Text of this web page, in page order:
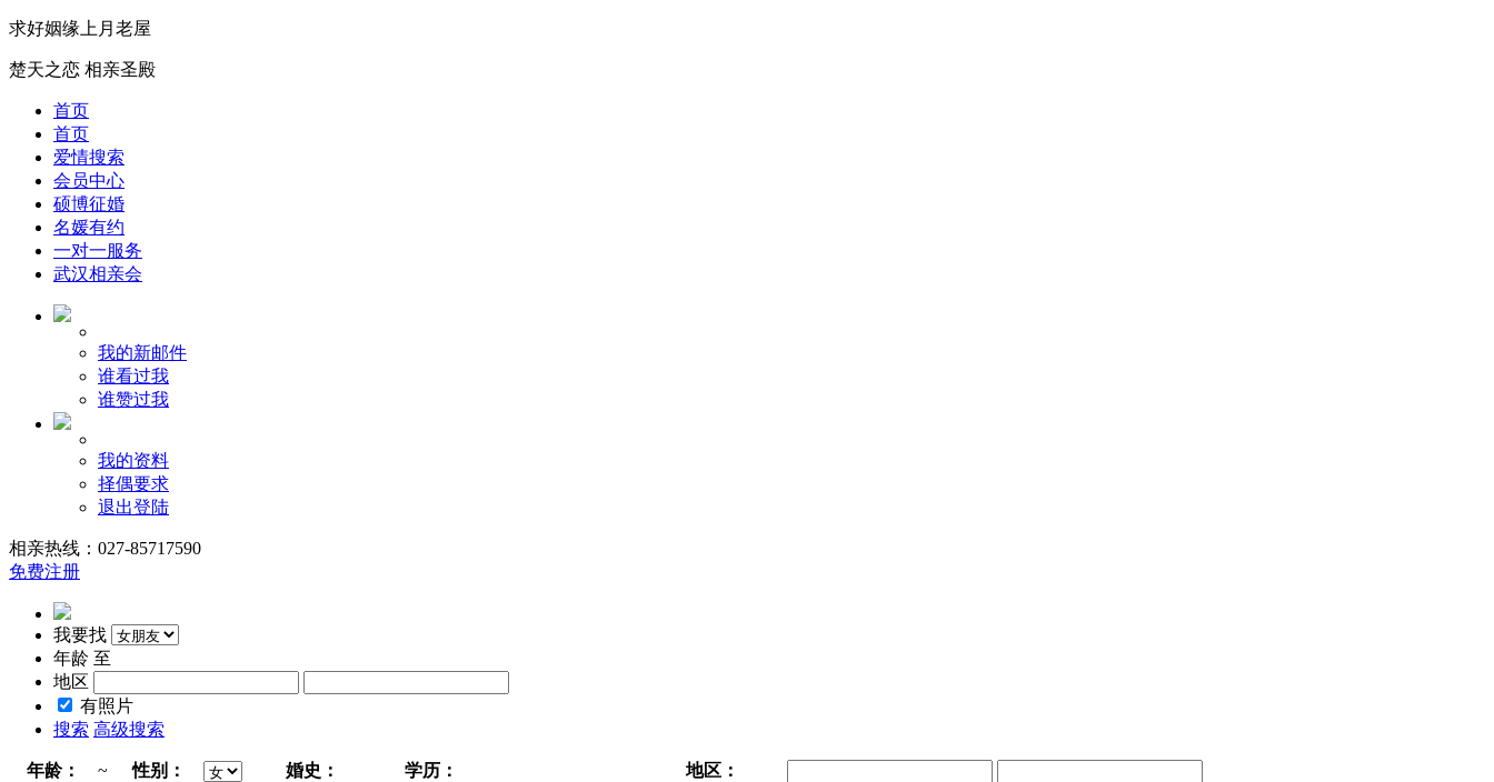
求好姻缘上月老屋
楚天之恋 相亲圣殿
首页
首页
爱情搜索
会员中心
硕博征婚
名媛有约
一对一服务
武汉相亲会
我的新邮件
谁看过我
谁赞过我
我的资料
择偶要求
退出登陆
相亲热线：027-85717590
免费注册
我要找
年龄 至
地区
有照片
搜索 高级搜索
年龄： ~ 性别： 婚史： 学历：
地区：